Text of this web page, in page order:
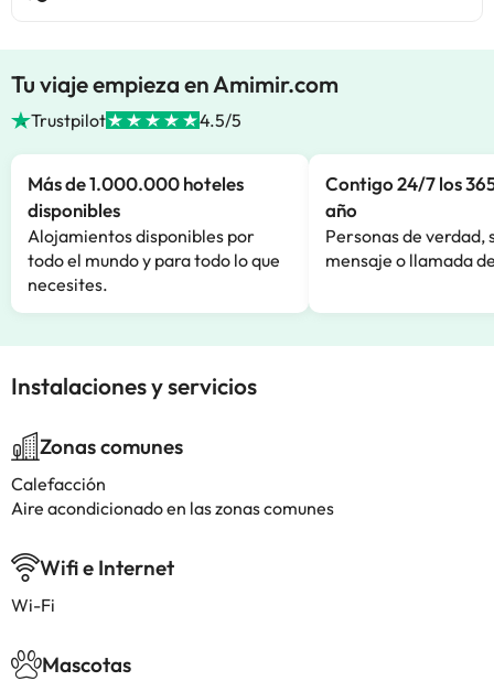
Tu viaje empieza en Amimir.com
Trustpilot 4.5/5
Más de 1.000.000 hoteles
disponibles
Alojamientos disponibles por
todo el mundo y para todo lo que
necesites.
Contigo 24/7 los
año
Personas de verdad,
mensaje o llamada
Instalaciones y servicios
Zonas comunes
Calefacción
Aire acondicionado en las zonas comunes
Wifi e Internet
Wi-Fi
Mascotas